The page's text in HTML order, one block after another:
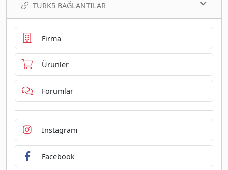
TURK5 BAĞLANTILAR
Firma
Ürünler
Forumlar
Instagram
Facebook